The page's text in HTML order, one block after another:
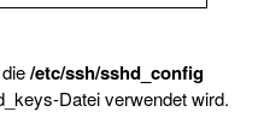
/etc/ssh/sshd_config
Datei verwendet wird.